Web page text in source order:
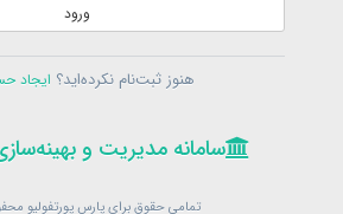
ورود
هنوز ثبت‌نام نکرده‌اید؟ ایجاد
سامانه مدیریت و
تمامی حقوق برای پارس پورتفولیو
ثبت‌نام
در حال حاضر عضو هستید؟فرم
سامانه مدیریت و
سامانه مدیریت و
تمامی حقوق برای پارس پورتفولیو